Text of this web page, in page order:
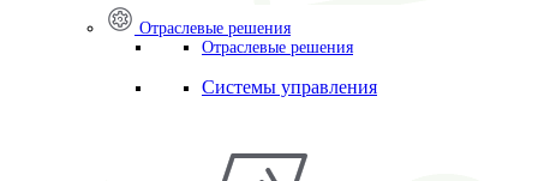
Отраслевые решения
Отраслевые решения
Системы управления